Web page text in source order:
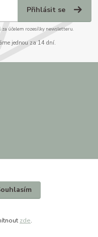
Přihlásit se
za účelem rozesílky newsletteru.
jednou za 14 dní.
zde.